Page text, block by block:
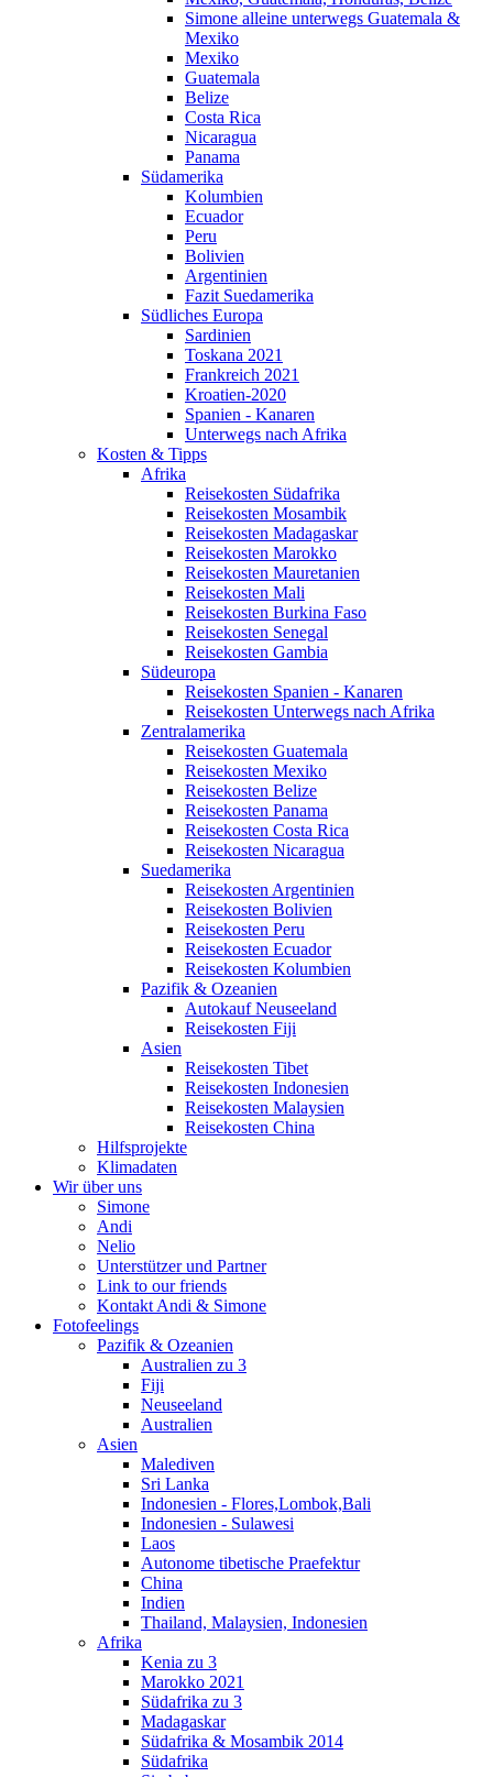
Simone alleine unterwegs Guatemala &
Mexiko
Mexiko
Guatemala
Belize
Costa Rica
Nicaragua
Panama
Südamerika
Kolumbien
Ecuador
Peru
Bolivien
Argentinien
Fazit Suedamerika
Südliches Europa
Sardinien
Toskana 2021
Frankreich 2021
Kroatien-2020
Spanien - Kanaren
Unterwegs nach Afrika
Kosten & Tipps
Afrika
Reisekosten Südafrika
Reisekosten Mosambik
Reisekosten Madagaskar
Reisekosten Marokko
Reisekosten Mauretanien
Reisekosten Mali
Reisekosten Burkina Faso
Reisekosten Senegal
Reisekosten Gambia
Südeuropa
Reisekosten Spanien - Kanaren
Reisekosten Unterwegs nach Afrika
Zentralamerika
Reisekosten Guatemala
Reisekosten Mexiko
Reisekosten Belize
Reisekosten Panama
Reisekosten Costa Rica
Reisekosten Nicaragua
Suedamerika
Reisekosten Argentinien
Reisekosten Bolivien
Reisekosten Peru
Reisekosten Ecuador
Reisekosten Kolumbien
Pazifik & Ozeanien
Autokauf Neuseeland
Reisekosten Fiji
Asien
Reisekosten Tibet
Reisekosten Indonesien
Reisekosten Malaysien
Reisekosten China
Hilfsprojekte
Klimadaten
Wir über uns
Simone
Andi
Nelio
Unterstützer und Partner
Link to our friends
Kontakt Andi & Simone
Fotofeelings
Pazifik & Ozeanien
Australien zu 3
Fiji
Neuseeland
Australien
Asien
Malediven
Sri Lanka
Indonesien - Flores,Lombok,Bali
Indonesien - Sulawesi
Laos
Autonome tibetische Praefektur
China
Indien
Thailand, Malaysien, Indonesien
Afrika
Kenia zu 3
Marokko 2021
Südafrika zu 3
Madagaskar
Südafrika & Mosambik 2014
Südafrika